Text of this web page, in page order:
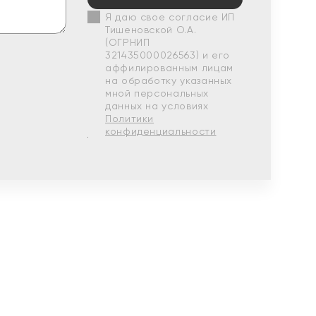
Я даю свое согласие ИП
Тишеновской О.А.
(ОГРНИП
321435000026563) и его
аффилированным лицам
на обработку указанных
мной персональных
данных на условиях
Политики
конфиденциальности